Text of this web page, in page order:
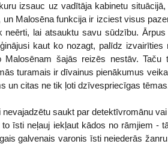
izsauc uz vadītāja kabinetu
Malosēna funkcija ir izciest visus
lai atsauktu savu sūdzību. Ārpus
kaut ko nozagt, palīdz
šajās reizēs nestāv. Taču
turamais ir dīvainus pienākumus
un citas ne tik ļoti dzīvespriecīgas
saukt par detektīvromānu
īsti neļauj iekļaut kādos no rāmjiem -
galvenais varonis īsti neiederās